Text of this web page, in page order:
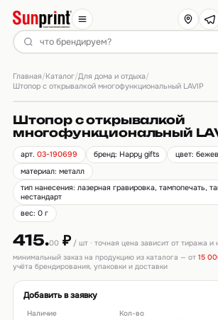
Главная/Каталог/Для дома и отдыха/
Штопор с открывалкой многофункциональный LAVIP
Штопор с открывалкой
многофункциональный
арт.03-190699 бренд: Happy gifts
цвет:
материал: металл
тип нанесения: лазерная гравировка, тампопечать,
нестандарт
вес: 0 г
415.00₽/ шт · точная цена зависит от тиража и
минимальный заказ на продукцию из каталога — от 15
учёта брендирования, упаковки и доставки
Добавить в заявку
Наличие Кол-во